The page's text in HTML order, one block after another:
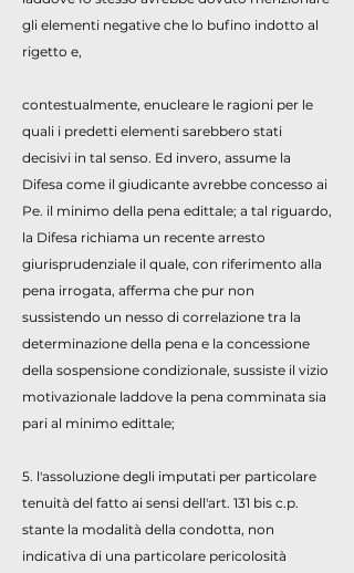
gli elementi negative che lo bufino indotto al
rigetto e,
contestualmente, enucleare le ragioni per le
quali i predetti elementi sarebbero stati
decisivi in tal senso. Ed invero, assume la
Difesa come il giudicante avrebbe concesso ai
Pe. il minimo della pena edittale; a tal riguardo,
la Difesa richiama un recente arresto
giurisprudenziale il quale, con riferimento alla
pena irrogata, afferma che pur non
sussistendo un nesso di correlazione tra la
determinazione della pena e la concessione
della sospensione condizionale, sussiste il vizio
motivazionale laddove la pena comminata sia
pari al minimo edittale;
5. l'assoluzione degli imputati per particolare
tenuità del fatto ai sensi dell'art. 131 bis c.p.
stante la modalità della condotta, non
indicativa di una particolare pericolosità